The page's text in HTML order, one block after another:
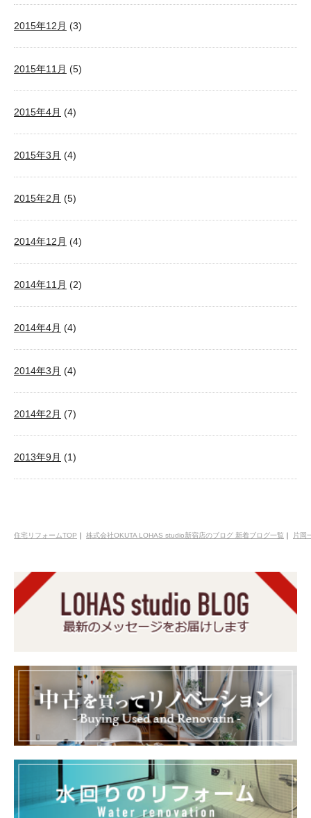
2015年12月 (3)
2015年11月 (5)
2015年4月 (4)
2015年3月 (4)
2015年2月 (5)
2014年12月 (4)
2014年11月 (2)
2014年4月 (4)
2014年3月 (4)
2014年2月 (7)
2013年9月 (1)
住宅リフォームTOP ｜ 株式会社OKUTA LOHAS studio新宿店のブログ 新着ブログ一覧 ｜ 片岡